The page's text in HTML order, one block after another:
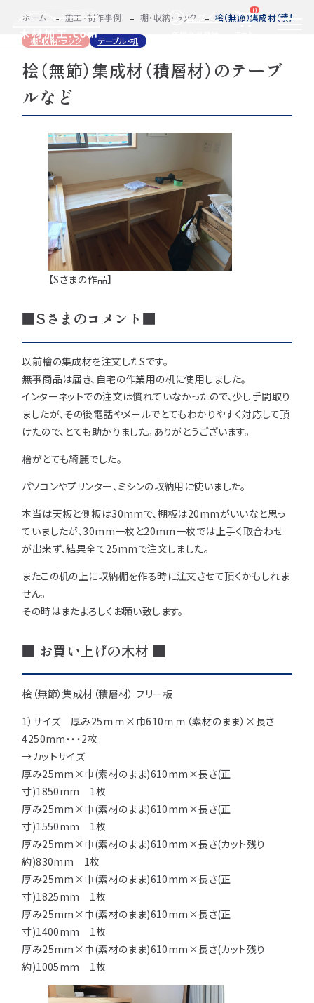
ログイン
0
種類から選ぶ 樹種一覧
取扱木材と選び方
集成材（積層材）
無垢材
白ポリ
特注対応
平面加工 断面加工
表面仕上 塗装
ご利用ガイド
初めての方へ
ご注文から商品到着までの流れ
お見積もり・ご注文方法について
変更・キャンセル・返品・交換について
納期・配送について
送料について
お支払いについて
施工・制作事例
施工・制作事例TOP
棚・収納・ラック カウンター・天板
テーブル・机 オーディオ関連
造作材・枠材 階段
プレート・表札 子ども・孫のためのDIY
新生活 アイディア作品・クラフト
お客様の声
会社情報
会社概要 新着情報
自動お見積もり・ご注文はこちらから
カット・塗装のみ
フルオーダー集成材(積層材)
2D/3D
図面をお持ちの方へ 今すぐお見積もり依頼
関連商品 サンプルのご購入
Tel. 0584-33-2070
営業時間 9:00〜17:00（土日祝 定休）
©2025 mokuzaikako.com All Rights Reserved.
ホーム 施工・制作事例 棚・収納・ラック 桧（無節）集成材（積層材
棚・収納・ラック テーブル・机
桧（無節）集成材（積層材）のテーブ
ルなど
【Sさまの作品】
■Sさまのコメント■
以前檜の集成材を注文したSです。
無事商品は届き、自宅の作業用の机に使用しました。
インターネットでの注文は慣れていなかったので、少し手間取り
ましたが、その後電話やメールでとてもわかりやすく対応して頂
けたので、とても助かりました。ありがとうございます。
檜がとても綺麗でした。
パソコンやプリンター、ミシンの収納用に使いました。
本当は天板と側板は30mmで、棚板は20mmがいいなと思っ
ていましたが、30mm一枚と20mm一枚では上手く取合わせ
が出来ず、結果全て25mmで注文しました。
またこの机の上に収納棚を作る時に注文させて頂くかもしれま
せん。
その時はまたよろしくお願い致します。
■ お買い上げの木材 ■
桧（無節）集成材（積層材） フリー板
1）サイズ 厚み25ｍｍ×巾610ｍｍ（素材のまま）×長さ
4250mm・・・2枚
→カットサイズ
厚み25mm×巾(素材のまま)610mm×長さ(正
寸)1850mm 1枚
厚み25mm×巾(素材のまま)610mm×長さ(正
寸)1550mm 1枚
厚み25mm×巾(素材のまま)610mm×長さ(カット残り
約)830mm 1枚
厚み25mm×巾(素材のまま)610mm×長さ(正
寸)1825mm 1枚
厚み25mm×巾(素材のまま)610mm×長さ(正
寸)1400mm 1枚
厚み25mm×巾(素材のまま)610mm×長さ(カット残り
約)1005mm 1枚